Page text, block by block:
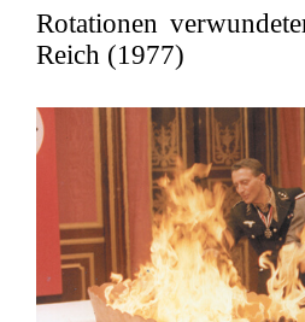
Rotationen
Reich (1977)